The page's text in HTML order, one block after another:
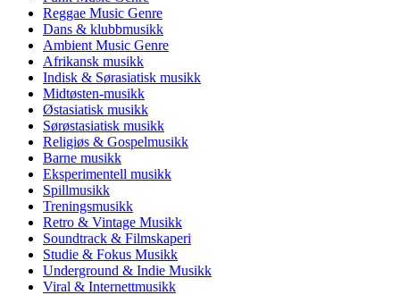
Reggae Music Genre
Dans & klubbmusikk
Ambient Music Genre
Afrikansk musikk
Indisk & Sørasiatisk musikk
Midtøsten-musikk
Østasiatisk musikk
Sørøstasiatisk musikk
Religiøs & Gospelmusikk
Barne musikk
Eksperimentell musikk
Spillmusikk
Treningsmusikk
Retro & Vintage Musikk
Soundtrack & Filmskaperi
Studie & Fokus Musikk
Underground & Indie Musikk
Viral & Internettmusikk